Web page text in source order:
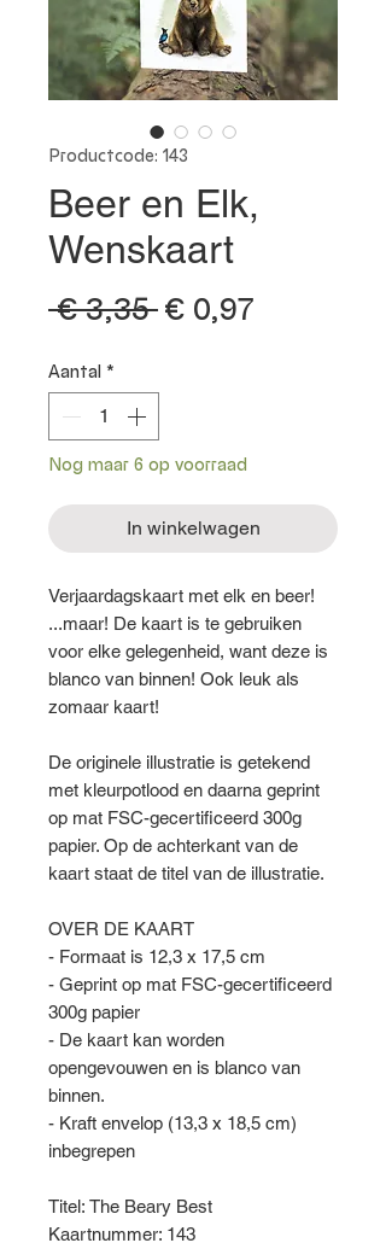
Productcode: 143
Beer en Elk,
Wenskaart
€ 3,35 Normale
€ 0,97
Aantal *
Nog maar 6 op voorraad
In winkelwagen
Verjaardagskaart met elk en beer!
...maar! De kaart is te gebruiken
voor elke gelegenheid, want deze is
blanco van binnen! Ook leuk als
zomaar kaart!
De originele illustratie is getekend
met kleurpotlood en daarna geprint
op mat FSC-gecertificeerd 300g
papier. Op de achterkant van de
kaart staat de titel van de illustratie.
OVER DE KAART
- Formaat is 12,3 x 17,5 cm
- Geprint op mat FSC-gecertificeerd
300g papier
- De kaart kan worden
opengevouwen en is blanco van
binnen.
- Kraft envelop (13,3 x 18,5 cm)
inbegrepen
Titel: The Beary Best
Kaartnummer: 143